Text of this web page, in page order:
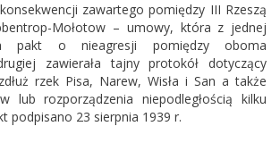
zawartego pomiędzy III Rzeszą
Mołotow – umowy, która z jednej
pakt o nieagresji pomiędzy oboma
zawierała tajny protokół dotyczący
rzek Pisa, Narew, Wisła i San a także
lub rozporządzenia niepodległością kilku
podpisano 23 sierpnia 1939 r.